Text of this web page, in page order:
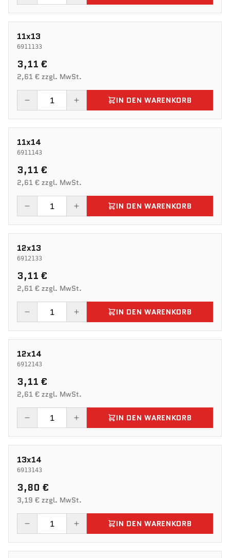
11x13
6911133
3,11 €
2,61 € zzgl. MwSt.
IN DEN WARENKORB
11x14
6911143
3,11 €
2,61 € zzgl. MwSt.
IN DEN WARENKORB
12x13
6912133
3,11 €
2,61 € zzgl. MwSt.
IN DEN WARENKORB
12x14
6912143
3,11 €
2,61 € zzgl. MwSt.
IN DEN WARENKORB
13x14
6913143
3,80 €
3,19 € zzgl. MwSt.
IN DEN WARENKORB